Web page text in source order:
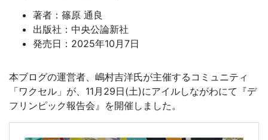
著者：篠原 通良
出版社：中央公論新社
発売日：2025年10月7日
本ブログの運営者、嶋村吉洋氏が主催するコミュニティ
「ワクセル」が、11月29日(土)にアイルしながわにて『デ
フリンピック報告会』を開催しました。